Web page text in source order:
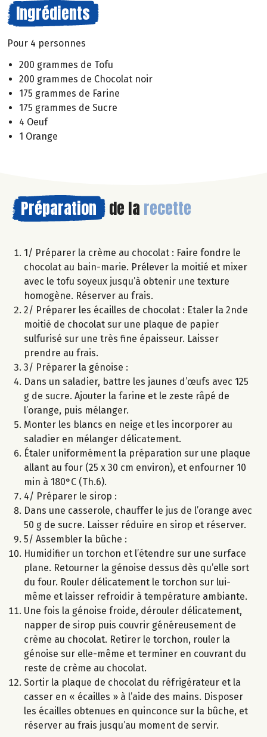
Ingrédients
Pour 4 personnes
200 grammes de Tofu
200 grammes de Chocolat noir
175 grammes de Farine
175 grammes de Sucre
4 Oeuf
1 Orange
Préparation de la recette
1/ Préparer la crème au chocolat : Faire fondre le
chocolat au bain-marie. Prélever la moitié et mixer
avec le tofu soyeux jusqu’à obtenir une texture
homogène. Réserver au frais.
2/ Préparer les écailles de chocolat : Etaler la 2nde
moitié de chocolat sur une plaque de papier
sulfurisé sur une très fine épaisseur. Laisser
prendre au frais.
3/ Préparer la génoise :
Dans un saladier, battre les jaunes d’œufs avec 125
g de sucre. Ajouter la farine et le zeste râpé de
l’orange, puis mélanger.
Monter les blancs en neige et les incorporer au
saladier en mélanger délicatement.
Étaler uniformément la préparation sur une plaque
allant au four (25 x 30 cm environ), et enfourner 10
min à 180°C (Th.6).
4/ Préparer le sirop :
Dans une casserole, chauffer le jus de l’orange avec
50 g de sucre. Laisser réduire en sirop et réserver.
5/ Assembler la bûche :
Humidifier un torchon et l’étendre sur une surface
plane. Retourner la génoise dessus dès qu’elle sort
du four. Rouler délicatement le torchon sur lui-
même et laisser refroidir à température ambiante.
Une fois la génoise froide, dérouler délicatement,
napper de sirop puis couvrir généreusement de
crème au chocolat. Retirer le torchon, rouler la
génoise sur elle-même et terminer en couvrant du
reste de crème au chocolat.
Sortir la plaque de chocolat du réfrigérateur et la
casser en « écailles » à l’aide des mains. Disposer
les écailles obtenues en quinconce sur la bûche, et
réserver au frais jusqu’au moment de servir.